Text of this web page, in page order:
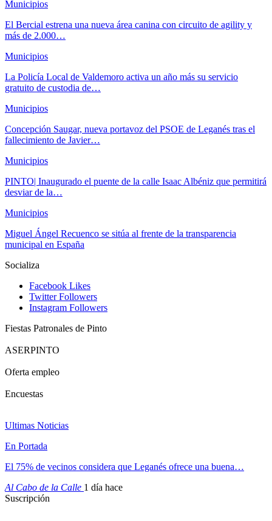
Municipios
El Bercial estrena una nueva área canina con circuito de agility y
más de 2.000…
Municipios
La Policía Local de Valdemoro activa un año más su servicio
gratuito de custodia de…
Municipios
Concepción Saugar, nueva portavoz del PSOE de Leganés tras el
fallecimiento de Javier…
Municipios
PINTO| Inaugurado el puente de la calle Isaac Albéniz que permitirá
desviar de la…
Municipios
Miguel Ángel Recuenco se sitúa al frente de la transparencia
municipal en España
Socializa
Facebook Likes
Twitter Followers
Instagram Followers
Fiestas Patronales de Pinto
ASERPINTO
Oferta empleo
Encuestas
Ultimas Noticias
En Portada
El 75% de vecinos considera que Leganés ofrece una buena…
Al Cabo de la Calle 1 día hace
Suscripción